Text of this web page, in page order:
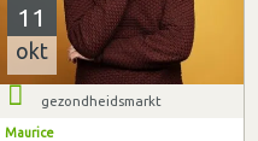
11
okt
gezondheidsmarkt
Maurice